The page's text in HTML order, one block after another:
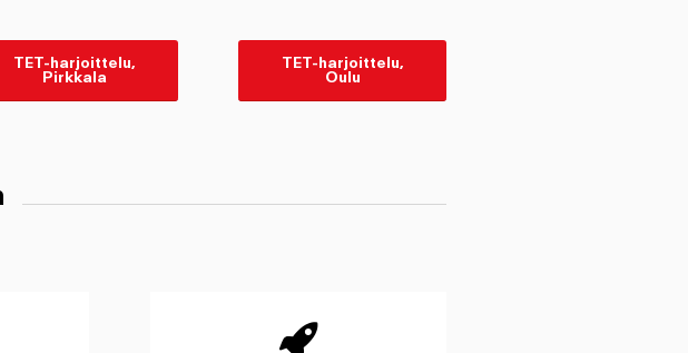
TET-harjoittelu,
Pirkkala
TET-harjoittelu,
Oulu